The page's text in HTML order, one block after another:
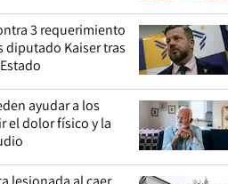
3 requerimiento
diputado Kaiser tras
ayudar a los
el dolor físico y la